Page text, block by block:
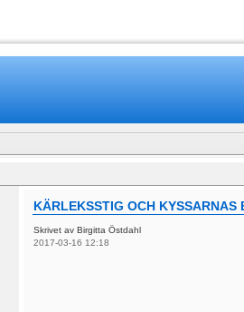
KÄRLEKSSTIG OCH
Skrivet av Birgitta Östdahl
2017-03-16 12:18